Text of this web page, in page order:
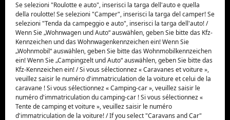
Se selezioni "Roulotte e auto", inserisci la targa dell'auto e quella
della roulotte! Se selezioni "Camper", inserisci la targa del camper! Se
selezioni "Tenda da campeggio e auto", inserisci la targa dell'auto! /
Wenn Sie „Wohnwagen und Auto“ auswählen, geben Sie bitte das Kfz-
Kennzeichen und das Wohnwagenkennzeichen ein! Wenn Sie
„Wohnmobil“ auswählen, geben Sie bitte das Wohnmobilkennzeichen
ein! Wenn Sie „Campingzelt und Auto“ auswählen, geben Sie bitte das
Kfz-Kennzeichen ein! / Si vous sélectionnez « Caravanes et voiture »,
veuillez saisir le numéro d'immatriculation de la voiture et celui de la
caravane ! Si vous sélectionnez « Camping-car », veuillez saisir le
numéro d'immatriculation du camping-car ! Si vous sélectionnez «
Tente de camping et voiture », veuillez saisir le numéro
d'immatriculation de la voiture! / If you select "Caravans and Car"